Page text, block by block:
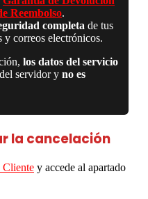
Reembolso.
completa de tus
y correos electrónicos.
los datos del servicio
del servidor y no es
la cancelación
Cliente y accede al apartado